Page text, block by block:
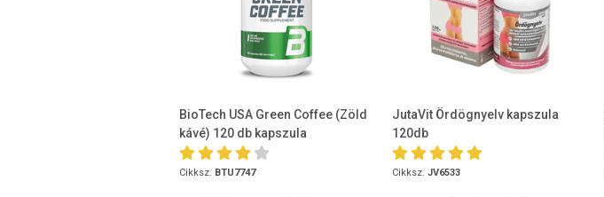
BioTech USA Green Coffee (Zöld
kávé) 120 db kapszula
Cikksz. BTU7747
JutaVit Ördögnyelv kapszula
120db
Cikksz. JV6533